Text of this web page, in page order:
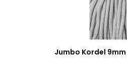
Jumbo Kordel